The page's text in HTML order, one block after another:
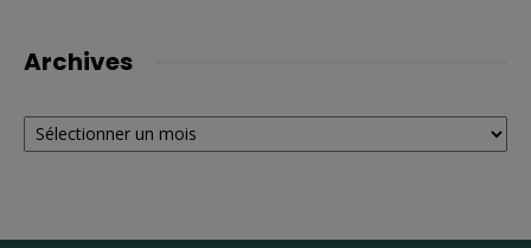
Archives
Archives